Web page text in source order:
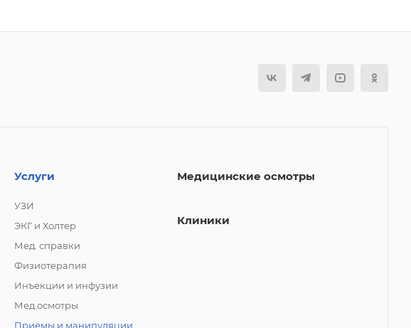
Услуги
УЗИ
ЭКГ и Холтер
Мед. справки
Физиотерапия
Инъекции и инфузии
Мед.осмотры
Приемы и манипуляции
Медицинские осмотры
Клиники